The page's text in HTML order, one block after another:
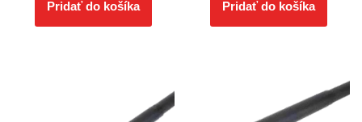
Pridať do košíka Pridať do košíka